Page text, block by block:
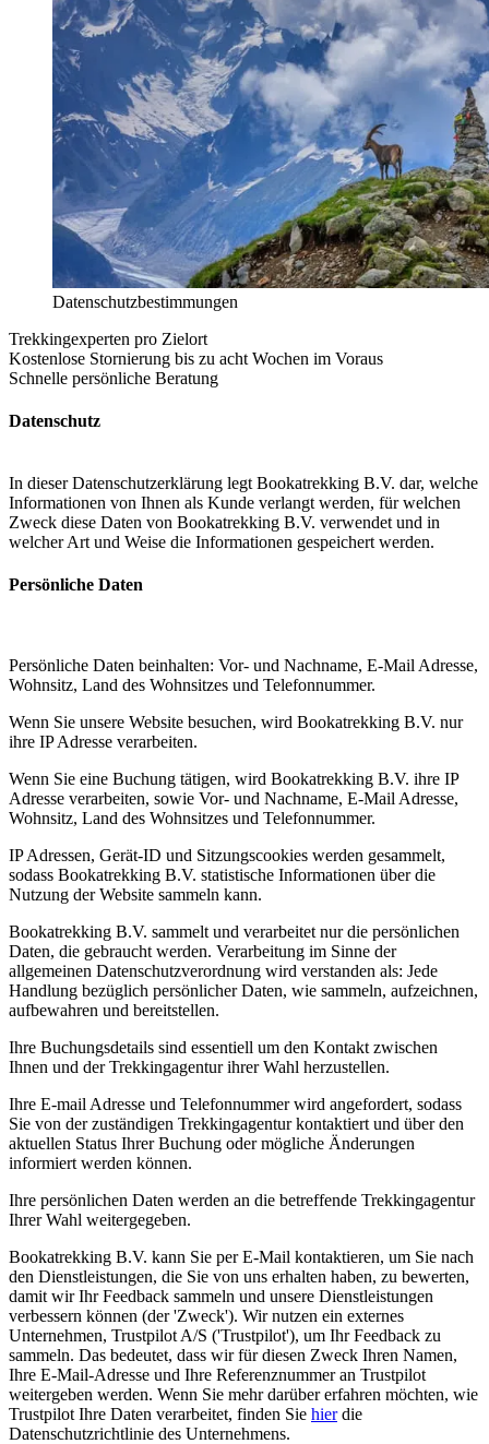
Datenschutzbestimmungen
Trekkingexperten pro Zielort
Kostenlose Stornierung bis zu acht Wochen im Voraus
Schnelle persönliche Beratung
Datenschutz
In dieser Datenschutzerklärung legt Bookatrekking B.V. dar, welche
Informationen von Ihnen als Kunde verlangt werden, für welchen
Zweck diese Daten von Bookatrekking B.V. verwendet und in
welcher Art und Weise die Informationen gespeichert werden.
Persönliche Daten
Persönliche Daten beinhalten: Vor- und Nachname, E-Mail Adresse,
Wohnsitz, Land des Wohnsitzes und Telefonnummer.
Wenn Sie unsere Website besuchen, wird Bookatrekking B.V. nur
ihre IP Adresse verarbeiten.
Wenn Sie eine Buchung tätigen, wird Bookatrekking B.V. ihre IP
Adresse verarbeiten, sowie Vor- und Nachname, E-Mail Adresse,
Wohnsitz, Land des Wohnsitzes und Telefonnummer.
IP Adressen, Gerät-ID und Sitzungscookies werden gesammelt,
sodass Bookatrekking B.V. statistische Informationen über die
Nutzung der Website sammeln kann.
Bookatrekking B.V. sammelt und verarbeitet nur die persönlichen
Daten, die gebraucht werden. Verarbeitung im Sinne der
allgemeinen Datenschutzverordnung wird verstanden als: Jede
Handlung bezüglich persönlicher Daten, wie sammeln, aufzeichnen,
aufbewahren und bereitstellen.
Ihre Buchungsdetails sind essentiell um den Kontakt zwischen
Ihnen und der Trekkingagentur ihrer Wahl herzustellen.
Ihre E-mail Adresse und Telefonnummer wird angefordert, sodass
Sie von der zuständigen Trekkingagentur kontaktiert und über den
aktuellen Status Ihrer Buchung oder mögliche Änderungen
informiert werden können.
Ihre persönlichen Daten werden an die betreffende Trekkingagentur
Ihrer Wahl weitergegeben.
Bookatrekking B.V. kann Sie per E-Mail kontaktieren, um Sie nach
den Dienstleistungen, die Sie von uns erhalten haben, zu bewerten,
damit wir Ihr Feedback sammeln und unsere Dienstleistungen
verbessern können (der 'Zweck'). Wir nutzen ein externes
Unternehmen, Trustpilot A/S ('Trustpilot'), um Ihr Feedback zu
sammeln. Das bedeutet, dass wir für diesen Zweck Ihren Namen,
Ihre E-Mail-Adresse und Ihre Referenznummer an Trustpilot
weitergeben werden. Wenn Sie mehr darüber erfahren möchten, wie
Trustpilot Ihre Daten verarbeitet, finden Sie hierdie
Datenschutzrichtlinie des Unternehmens.